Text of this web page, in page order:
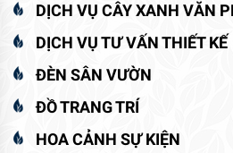
DỊCH VỤ CÂY XANH VĂN
DỊCH VỤ TƯ VẤN THIẾT KẾ
ĐÈN SÂN VƯỜN
ĐỒ TRANG TRÍ
HOA CẢNH SỰ KIỆN